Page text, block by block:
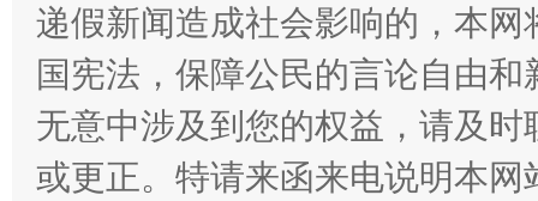
全民健身五年计划来了！等你上场
递假新闻造成社会影响的，本
国宪法，保障公民的言论自由
无意中涉及到您的权益，请及
或更正。特请来函来电说明本